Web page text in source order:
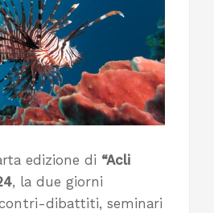
edizione di “Acli
, la due giorni
dibattiti, seminari